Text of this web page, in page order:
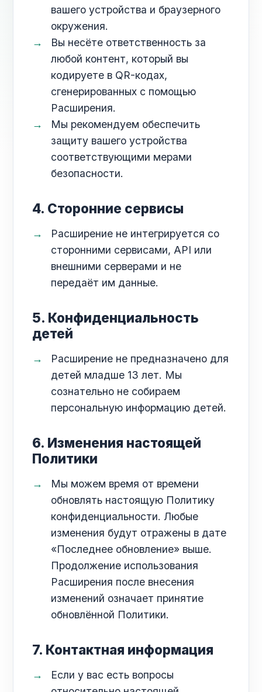
вашего устройства и браузерного
окружения.
Вы несёте ответственность за
любой контент, который вы
кодируете в QR-кодах,
сгенерированных с помощью
Расширения.
Мы рекомендуем обеспечить
защиту вашего устройства
соответствующими мерами
безопасности.
4. Сторонние сервисы
Расширение не интегрируется со
сторонними сервисами, API или
внешними серверами и не
передаёт им данные.
5. Конфиденциальность
детей
Расширение не предназначено для
детей младше 13 лет. Мы
сознательно не собираем
персональную информацию детей.
6. Изменения настоящей
Политики
Мы можем время от времени
обновлять настоящую Политику
конфиденциальности. Любые
изменения будут отражены в дате
«Последнее обновление» выше.
Продолжение использования
Расширения после внесения
изменений означает принятие
обновлённой Политики.
7. Контактная информация
Если у вас есть вопросы